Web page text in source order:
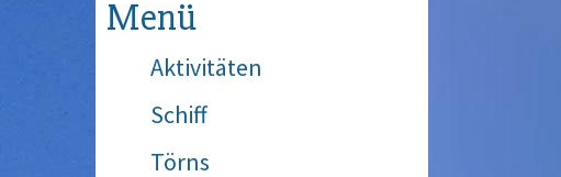
Menü
Aktivitäten
Schiff
Törns